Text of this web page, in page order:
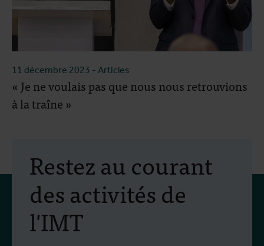
11 décembre 2023 - Articles
« Je ne voulais pas que nous nous retrouvions
à la traîne »
Restez au courant
des activités de
l'IMT